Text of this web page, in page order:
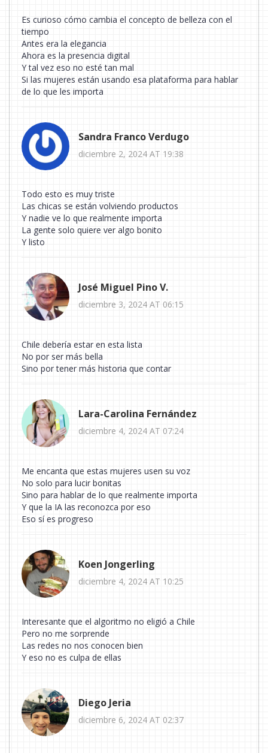
Es curioso cómo cambia el concepto de belleza con el
tiempo
Antes era la elegancia
Ahora es la presencia digital
Y tal vez eso no esté tan mal
Si las mujeres están usando esa plataforma para hablar
de lo que les importa
Sandra Franco Verdugo
diciembre 2, 2024 AT 19:38
Todo esto es muy triste
Las chicas se están volviendo productos
Y nadie ve lo que realmente importa
La gente solo quiere ver algo bonito
Y listo
José Miguel Pino V.
diciembre 3, 2024 AT 06:15
Chile debería estar en esta lista
No por ser más bella
Sino por tener más historia que contar
Lara-Carolina Fernández
diciembre 4, 2024 AT 07:24
Me encanta que estas mujeres usen su voz
No solo para lucir bonitas
Sino para hablar de lo que realmente importa
Y que la IA las reconozca por eso
Eso sí es progreso
Koen Jongerling
diciembre 4, 2024 AT 10:25
Interesante que el algoritmo no eligió a Chile
Pero no me sorprende
Las redes no nos conocen bien
Y eso no es culpa de ellas
Diego Jeria
diciembre 6, 2024 AT 02:37